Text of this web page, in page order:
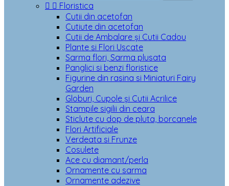
  Floristica
Cutii din acetofan
Cutiute din acetofan
Cutii de Ambalare și Cutii Cadou
Plante si Flori Uscate
Sarma flori, Sarma plusata
Panglici si benzi floristice
Figurine din rasina si Miniaturi Fairy
Garden
Globuri, Cupole și Cutii Acrilice
Stampile sigilii din ceara
Sticlute cu dop de pluta, borcanele
Flori Artificiale
Verdeata si Frunze
Cosulete
Ace cu diamant/perla
Ornamente cu sarma
Ornamente adezive